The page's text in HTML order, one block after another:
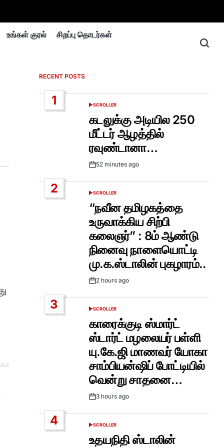
உங்கள் குரல் சிறப்பு தொடர்கள்
RECENT POSTS
1
POSTED
SCROLLER
கடலுக்கு அடியில 250
மீட்டர் ஆழத்தில்
ரவுண்டானா…
Post52 minutes ago
2
POSTED
SCROLLER
“நவீன தமிழகத்தை
உருவாக்கிய சிற்பி
கலைஞர்” : 8ம் ஆண்டு
நினைவு நாளையொட்டி
மு.க.ஸ்டாலின் புகழாரம்..
Post2 hours ago
3
POSTED
SCROLLER
காரைக்குடி ஸ்மார்ட்
ஸ்டார்ட் மழலையர் பள்ளி
யு.கே.ஜி மாணவர் யோகா
சாம்பியன்ஷிப் போட்டியில்
வென்று சாதனை…
Post3 hours ago
4
POSTED
SCROLLER
உதயநிதி ஸ்டாலின்